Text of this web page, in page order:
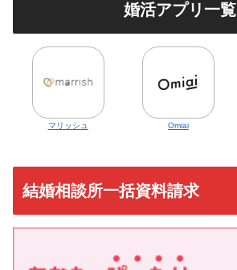
婚活アプリ一覧
マリッシュ Omiai
結婚相談所一括資料請求